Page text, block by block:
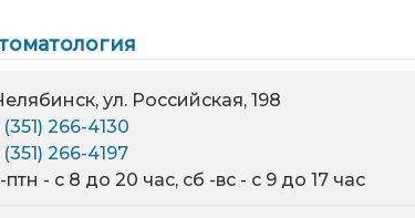
ул. Российская, 198
266-4130
266-4197
птн - с 8 до 20 час, сб -вс - с 9 до 17 час